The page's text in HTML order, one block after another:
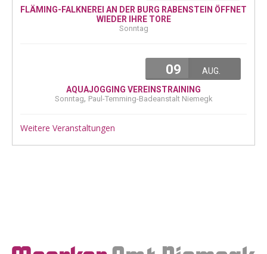
FLÄMING-FALKNEREI AN DER BURG RABENSTEIN ÖFFNET
WIEDER IHRE TORE
Sonntag
09
AUG.
AQUAJOGGING VEREINSTRAINING
Sonntag, Paul-Temming-Badeanstalt Niemegk
Weitere Veranstaltungen